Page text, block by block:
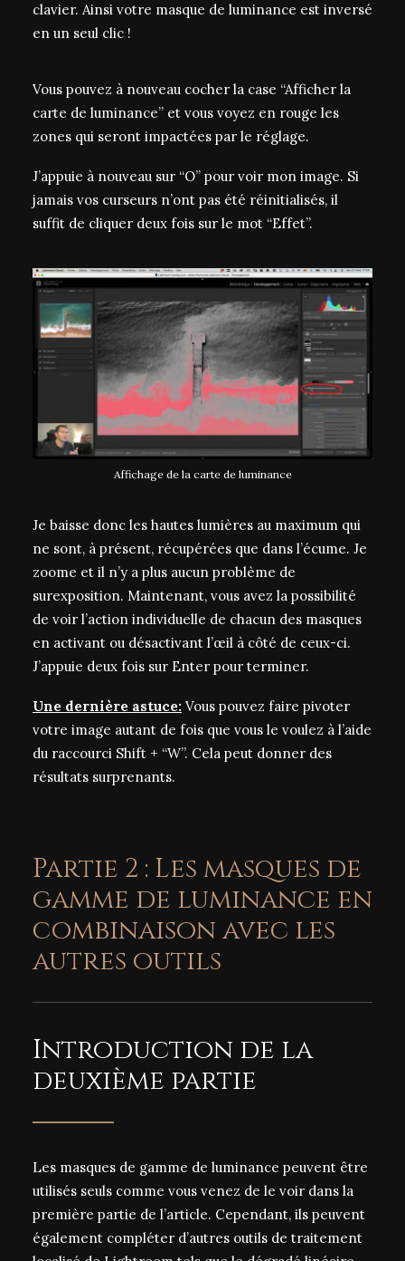
clavier. Ainsi votre masque de luminance est inversé
en un seul clic !
Vous pouvez à nouveau cocher la case “Afficher la
carte de luminance” et vous voyez en rouge les
zones qui seront impactées par le réglage.
J’appuie à nouveau sur “O” pour voir mon image. Si
jamais vos curseurs n’ont pas été réinitialisés, il
suffit de cliquer deux fois sur le mot “Effet”.
Affichage de la carte de luminance
Je baisse donc les hautes lumières au maximum qui
ne sont, à présent, récupérées que dans l’écume. Je
zoome et il n’y a plus aucun problème de
surexposition. Maintenant, vous avez la possibilité
de voir l’action individuelle de chacun des masques
en activant ou désactivant l’œil à côté de ceux-ci.
J’appuie deux fois sur Enter pour terminer.
Une dernière astuce: Vous pouvez faire pivoter
votre image autant de fois que vous le voulez à l’aide
du raccourci Shift + “W”. Cela peut donner des
résultats surprenants.
Partie 2 : Les masques de
gamme de luminance en
combinaison avec les
autres outils
Introduction de la
deuxième partie
Les masques de gamme de luminance peuvent être
utilisés seuls comme vous venez de le voir dans la
première partie de l’article. Cependant, ils peuvent
également compléter d’autres outils de traitement